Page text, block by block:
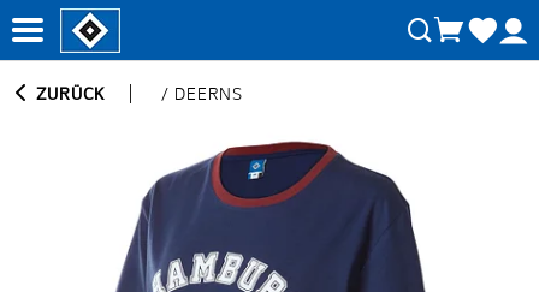
ZURÜCK / DEERNS